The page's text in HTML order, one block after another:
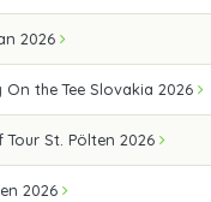
2026
On the Tee Slovakia 2026
Tour St. Pölten 2026
2026